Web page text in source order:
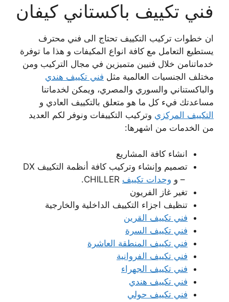
فني تكييف باكستاني كيفان
ان خطوات تركيب التكييف تحتاج الى فني محترف
يستطيع التعامل مع كافة انواع المكيفات و هذا ما توفرة
خدماتنامن خلال فنيين متميزين في مجال التركيب ومن
مختلف الجنسيات العالمية مثل فني تكييف هندي
والباكستناني والسوري والمصري، ويمكن لخدماتنا
مساعدتك فيء كل ما هو متعلق بالتكييف العادي و
التكييف المركزي وتركيب التكييفات ونوفر لكم العديد
من الخدمات من اشهرها:
انشاء كافة المشاريع
تصميم وإنشاء وتركيب كافة أنظمة التكييف DX
– و وحدات تكييف
تغير غاز الفريون
تنظيف اجزاء التكييف الداخلية والخارجية
فني تكييف القرين
فني تكييف السرة
فني تكييف المنطقة العاشرة
فني تكييف الفروانية
فني تكييف الجهراء
فني تكييف هندي
فني تكييف حولي